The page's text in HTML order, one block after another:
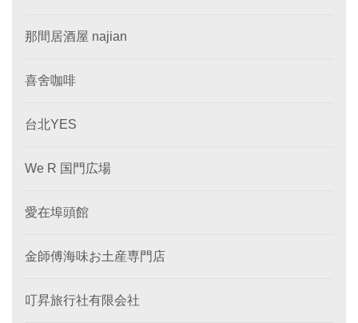
那間居酒屋 najian
喜舍咖啡
台北YES
We R 国門広場
愛在埠頭館
金師傅海味お土産専門店
叮昇旅行社有限会社